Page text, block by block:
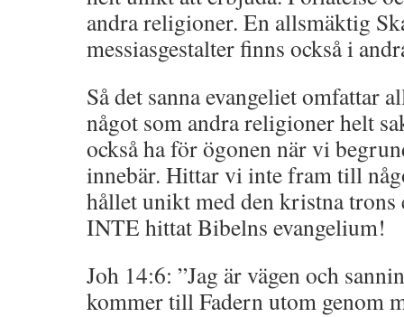
andra religioner. En allsmäktig
messiasgestalter finns också i
Så det sanna evangeliet omfattar
något som andra religioner helt
också ha för ögonen när vi
innebär. Hittar vi inte fram till
hållet unikt med den kristna trons
INTE hittat Bibelns evangelium!
Joh 14:6: ”Jag är vägen och
kommer till Fadern utom genom